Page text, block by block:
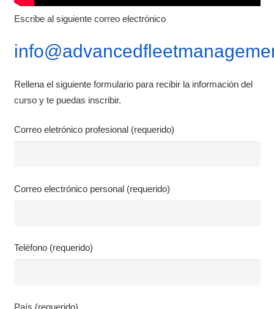
Escribe al siguiente correo electrónico
Rellena el siguiente formulario para recibir la información del
curso y te puedas inscribir.
Correo eletrónico profesional (requerido)
Correo electrónico personal (requerido)
Teléfono (requerido)
País (requerido)